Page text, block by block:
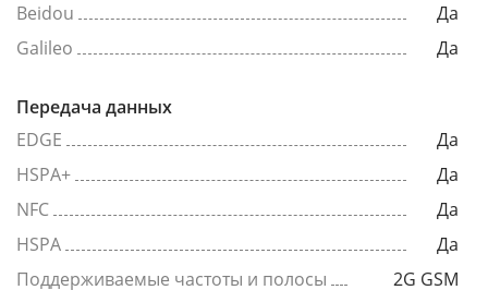
Beidou
Да
Galileo
Да
Передача данных
EDGE
Да
HSPA+
Да
NFC
Да
HSPA
Да
Поддерживаемые частоты и полосы
2G GSM